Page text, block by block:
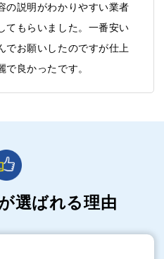
の説明がわかりやすい業者
てもらいました。一番安い
でお願いしたのですが仕上
で良かったです。
選ばれる理由